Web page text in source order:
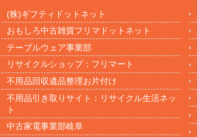
(株)ギフティドットネット
おもしろ中古雑貨フリマドットネット
テーブルウェア事業部
リサイクルショップ：フリマート
不用品回収遺品整理お片付け
不用品引き取りサイト：リサイクル生活ネッ
ト
中古家電事業部岐阜